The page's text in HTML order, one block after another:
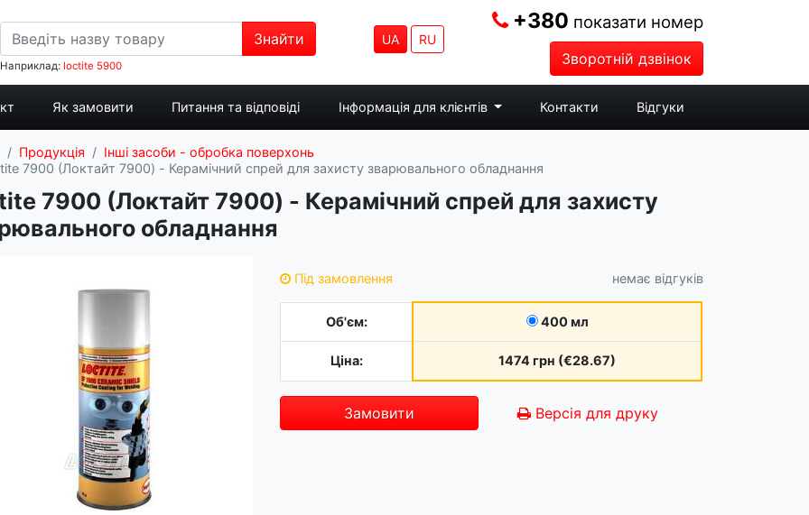
Знайти
Наприклад: loctite 5900
UA RU
+380 показати номер
Зворотній дзвінок
Як замовити Питання та відповіді Інформація для клієнтів Контакти Відгуки
Продукція
Інші засоби - обробка поверхонь
7900 (Локтайт 7900) - Керамічний спрей для захисту зварювального обладнання
7900 (Локтайт 7900) - Керамічний спрей для захисту
обладнання
немає відгуків
Під замовлення
Об'єм: 400 мл
Ціна: 1474 грн (€28.67)
Замовити Версія для друку